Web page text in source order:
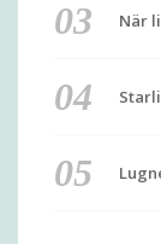
När